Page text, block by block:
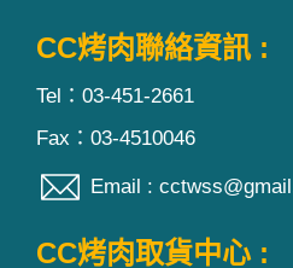
CC烤肉聯絡資訊 :
Tel：03-451-2661
Fax：03-4510046
Email :
CC烤肉取貨中心 :